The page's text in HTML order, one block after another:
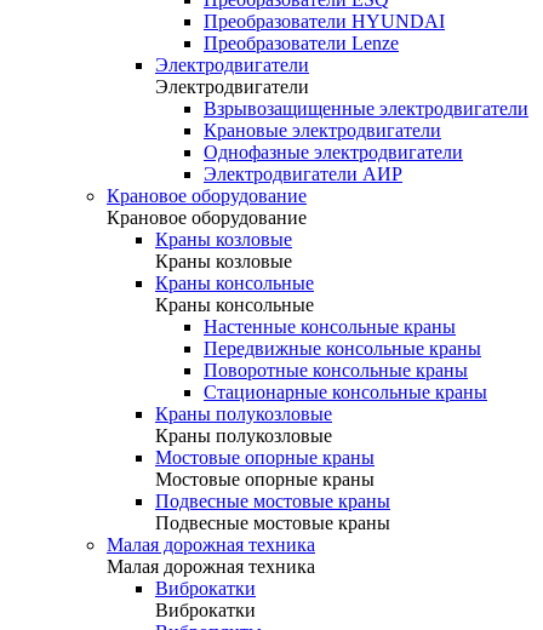
Преобразователи HYUNDAI
Преобразователи Lenze
Электродвигатели
Электродвигатели
Взрывозащищенные электродвигатели
Крановые электродвигатели
Однофазные электродвигатели
Электродвигатели АИР
Крановое оборудование
Крановое оборудование
Краны козловые
Краны козловые
Краны консольные
Краны консольные
Настенные консольные краны
Передвижные консольные краны
Поворотные консольные краны
Стационарные консольные краны
Краны полукозловые
Краны полукозловые
Мостовые опорные краны
Мостовые опорные краны
Подвесные мостовые краны
Подвесные мостовые краны
Малая дорожная техника
Малая дорожная техника
Виброкатки
Виброкатки